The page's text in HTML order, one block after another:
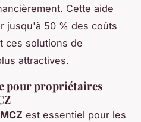
Cette aide
jusqu'à 50 % des coûts
ces solutions de
attractives.
pour propriétaires
est essentiel pour les